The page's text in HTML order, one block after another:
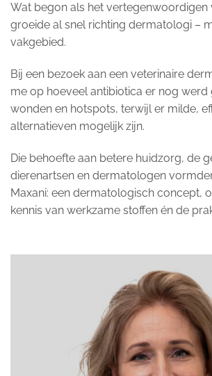
Wat begon als het vertegenwoordigen
groeide al snel richting dermatologi –
vakgebied.
Bij een bezoek aan een veterinaire
me op hoeveel antibiotica er nog werd
wonden en hotspots, terwijl er milde,
alternatieven mogelijk zijn.
Die behoefte aan betere huidzorg, de
dierenartsen en dermatologen
Maxani: een dermatologisch concept,
kennis van werkzame stoffen én de